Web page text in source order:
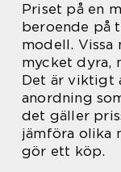
Priset på en
beroende på
modell. Vissa
mycket dyra,
Det är viktigt
anordning
det gäller
jämföra olika
gör ett köp.